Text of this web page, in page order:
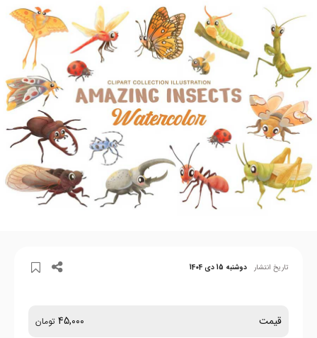
تاریخ انتشار دوشنبه 15 دی 1404
قیمت 45,000 تومان